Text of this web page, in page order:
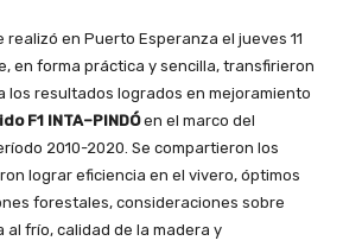
en Puerto Esperanza el jueves 11
en forma práctica y sencilla, transfirieron
los resultados logrados en mejoramiento
F1 INTA–PINDÓen el marco del
2010-2020. Se compartieron los
lograr eficiencia en el vivero, óptimos
forestales, consideraciones sobre
frío, calidad de la madera y